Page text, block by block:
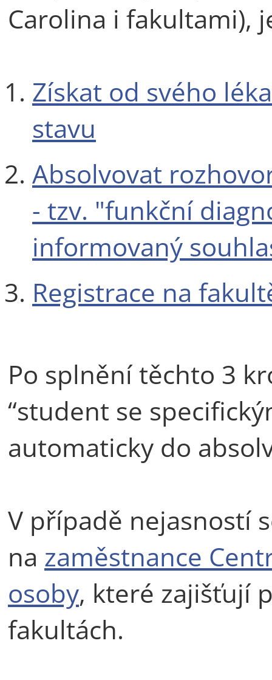
Carolina i fakultami),
Získat od svého
stavu
Absolvovat
- tzv. "funkční
informovaný
Registrace na
Po splnění těchto 3
“student se
automaticky do
V případě nejasností
na zaměstnance
osoby, které zajišťují
fakultách.